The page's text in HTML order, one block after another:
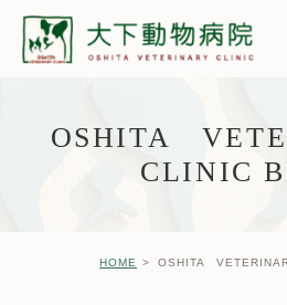
OSHITA
CLINIC
HOME OSHITA